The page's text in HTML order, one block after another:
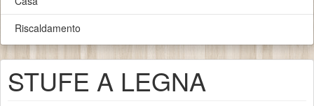
Riscaldamento
STUFE A LEGNA